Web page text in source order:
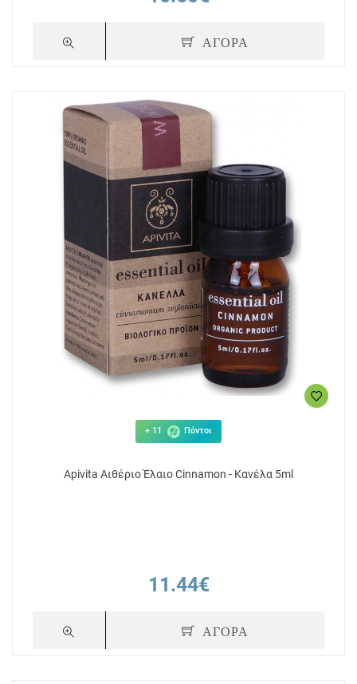
ΑΓΟΡΑ
+ 11 Πόντοι
Apivita Αιθέριο Έλαιο Cinnamon - Κανέλα 5ml
11.44€
ΑΓΟΡΑ